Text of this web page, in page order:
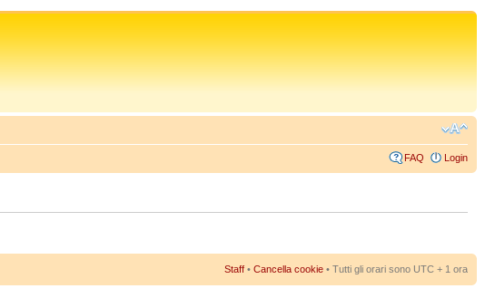
FAQ Login
Staff • Cancella cookie • Tutti gli orari sono UTC + 1 ora